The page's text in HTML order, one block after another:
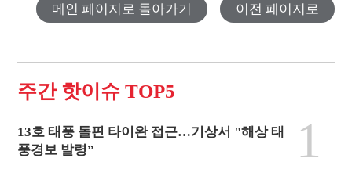
메인 페이지로 돌아가기 이전 페이지로
주간 핫이슈 TOP5
13호 태풍 돌핀 타이완 접근…기상서 "해상 태
풍경보 발령”
1